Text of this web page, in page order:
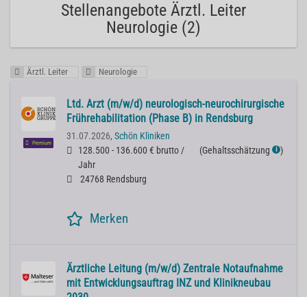
Stellenangebote Ärztl. Leiter
Neurologie (2)
Ärztl. Leiter Neurologie
Premium
Ltd. Arzt (m/w/d) neurologisch-neurochirurgische
Frührehabilitation (Phase B) in Rendsburg
31.07.2026, Schön Kliniken
128.500 - 136.600 € brutto /
Jahr
(Gehaltsschätzung ℹ )
24768 Rendsburg
Merken
Ärztliche Leitung (m/w/d) Zentrale Notaufnahme
mit Entwicklungsauftrag INZ und Klinikneubau